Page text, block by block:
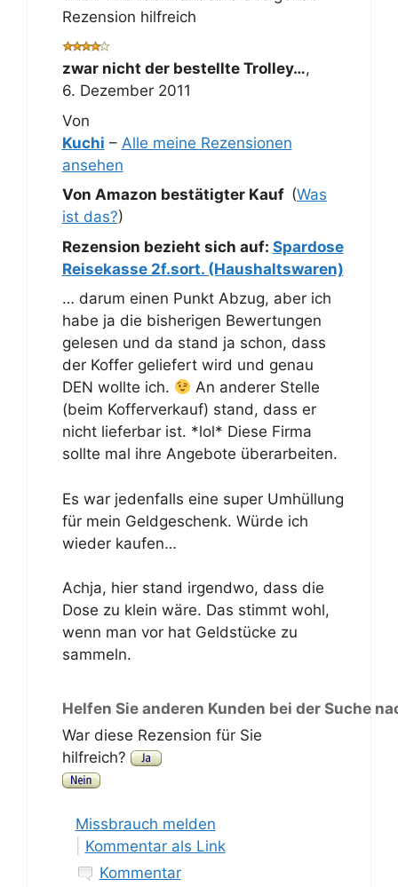
Rezension hilfreich
zwar nicht der bestellte Trolley…,
6. Dezember 2011
Von
Kuchi – Alle meine Rezensionen
ansehen
Von Amazon bestätigter Kauf (Was
ist das?)
Rezension bezieht sich auf: Spardose
Reisekasse 2f.sort. (Haushaltswaren)
… darum einen Punkt Abzug, aber ich
habe ja die bisherigen Bewertungen
gelesen und da stand ja schon, dass
der Koffer geliefert wird und genau
DEN wollte ich.
An anderer Stelle
(beim Kofferverkauf) stand, dass er
nicht lieferbar ist. *lol* Diese Firma
sollte mal ihre Angebote überarbeiten.
Es war jedenfalls eine super Umhüllung
für mein Geldgeschenk. Würde ich
wieder kaufen…
Achja, hier stand irgendwo, dass die
Dose zu klein wäre. Das stimmt wohl,
wenn man vor hat Geldstücke zu
sammeln.
Helfen Sie anderen Kunden bei der Suche
War diese Rezension für Sie
hilfreich?
Missbrauch melden
Kommentar als Link
Kommentar